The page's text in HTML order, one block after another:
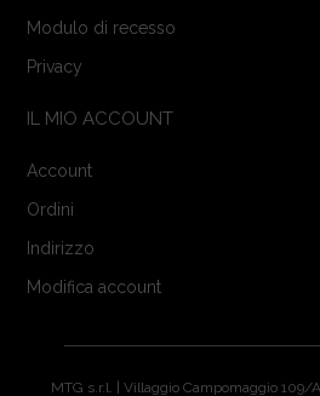
Modulo di recesso
Privacy
IL MIO ACCOUNT
Account
Ordini
Indirizzo
Modifica account
MTG s.r.l. | Villaggio Campomaggio 109/A